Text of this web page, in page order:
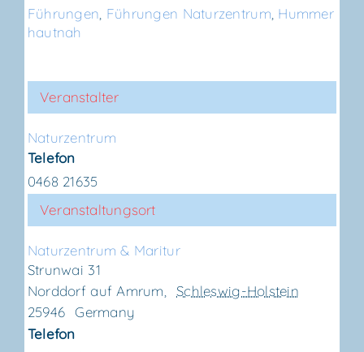
Führungen Führungen Naturzentrum Hummer
hautnah
Veranstaltungsort
Natur­zen­trum & Maritur
Strunwai 31
Norddorf auf Amrum
Schleswig-Holstein
25946 Germany
Telefon
Veranstalter
Natur­zen­trum
Telefon
0468 21635